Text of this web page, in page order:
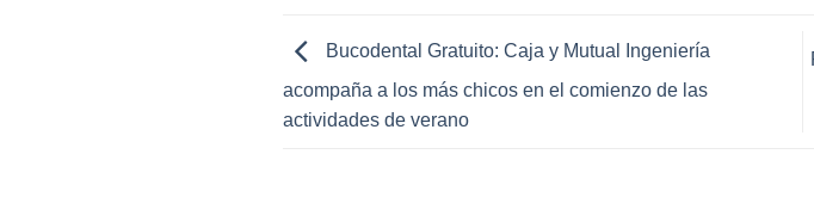
Bucodental Gratuito: Caja y Mutual Ingeniería
acompaña a los más chicos en el comienzo de las
actividades de verano